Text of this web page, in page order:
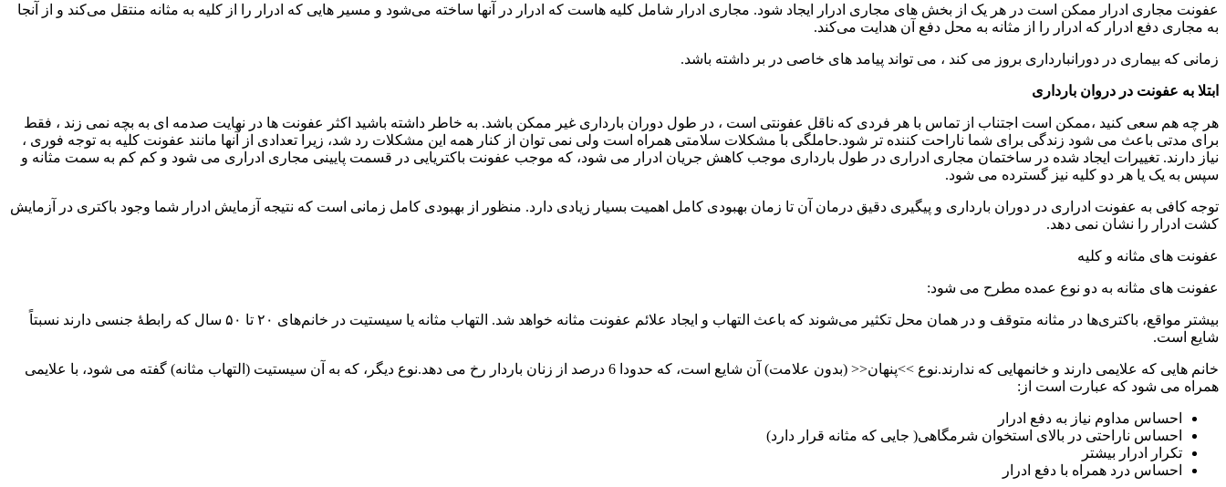
عفونت مجاری ادرار ممکن است در هر یک از بخش‌ های مجاری ادرار ایجاد شود. مجاری ادرار شامل کلیه‌ هاست که ادرار در آنها ساخته می‌شود و مسیر هایی که ادرار را از کلیه به مثانه منتقل می‌کند و از آنجا
به مجاری دفع ادرار که ادرار را از مثانه به محل دفع آن هدایت می‌کند.
زمانی که بیماری در دورانبارداری بروز می کند ، می تواند پیامد های خاصی در بر داشته باشد.
ابتلا به عفونت در دروان بارداری
هر چه هم سعی کنید ،ممکن است اجتناب از تماس با هر فردی که ناقل عفونتی است ، در طول دوران بارداری غیر ممکن باشد. به خاطر داشته باشید اکثر عفونت ها در نهایت صدمه ای به بچه نمی زند ، فقط
برای مدتی باعث می شود زندگی برای شما ناراحت کننده تر شود.حاملگی با مشکلات سلامتی همراه است ولی نمی توان از کنار همه این مشکلات رد شد، زیرا تعدادی از آنها مانند عفونت کلیه به توجه فوری ،
نیاز دارند. تغییرات ایجاد شده در ساختمان مجاری ادراری در طول بارداری موجب کاهش جریان ادرار می شود، که موجب عفونت باکتریایی در قسمت پایینی مجاری ادراری می شود و کم کم به سمت مثانه و
سپس به یک یا هر دو کلیه نیز گسترده می شود.
توجه کافی به عفونت ادراری در دوران بارداری و پیگیری دقیق درمان آن تا زمان بهبودی کامل اهمیت بسیار زیادی دارد. منظور از بهبودی کامل زمانی است که نتیجه آزمایش ادرار شما وجود باکتری در آزمایش
کشت ادرار را نشان نمی دهد.
عفونت های مثانه و کلیه
عفونت های مثانه به دو نوع عمده مطرح می شود:
بیشتر مواقع، باکتری‌ها در مثانه متوقف و در همان محل تکثیر می‌شوند که باعث التهاب و ایجاد علائم عفونت مثانه خواهد شد. التهاب مثانه یا سیستیت در خانم‌های ۲۰ تا ۵۰ سال که رابطۀ جنسی دارند نسبتاً
شایع است.
خانم هایی که علایمی دارند و خانمهایی که ندارند.نوع >>پنهان<< (بدون علامت) آن شایع است، که حدودا 6 درصد از زنان باردار رخ می دهد.نوع دیگر، که به آن سیستیت (التهاب مثانه) گفته می شود، با علایمی
همراه می شود که عبارت است از:
احساس مداوم نیاز به دفع ادرار
احساس ناراحتی در بالای استخوان شرمگاهی( جایی که مثانه قرار دارد)
تکرار ادرار بیشتر
احساس درد همراه با دفع ادرار